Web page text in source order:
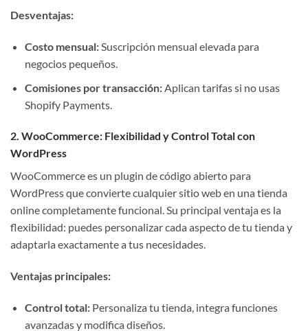
Desventajas:
Costo mensual:Suscripción mensual elevada para
negocios pequeños.
Comisiones por transacción:Aplican tarifas si no usas
Shopify Payments.
2. WooCommerce: Flexibilidad y Control Total con
WordPress
WooCommerce es un plugin de código abierto para
WordPress que convierte cualquier sitio web en una tienda
online completamente funcional. Su principal ventaja es la
flexibilidad: puedes personalizar cada aspecto de tu tienda y
adaptarla exactamente a tus necesidades.
Ventajas principales:
Control total:Personaliza tu tienda, integra funciones
avanzadas y modifica diseños.